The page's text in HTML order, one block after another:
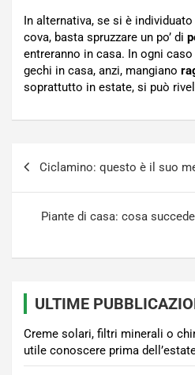
In alternativa, se si è
cova, basta spruzzare un po’ di
entreranno in casa. In ogni
gechi in casa, anzi, mangiano
soprattutto in estate, si può
Ciclamino: questo è il suo
Piante di casa: cosa
ULTIME
Creme solari, filtri minerali o
utile conoscere prima